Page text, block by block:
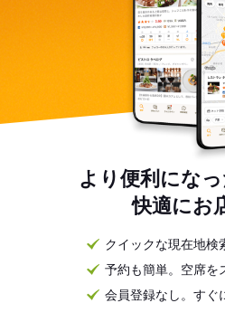
より便利にな
快適にお
クイックな現在地検
予約も簡単。空席を
会員登録なし。すぐ